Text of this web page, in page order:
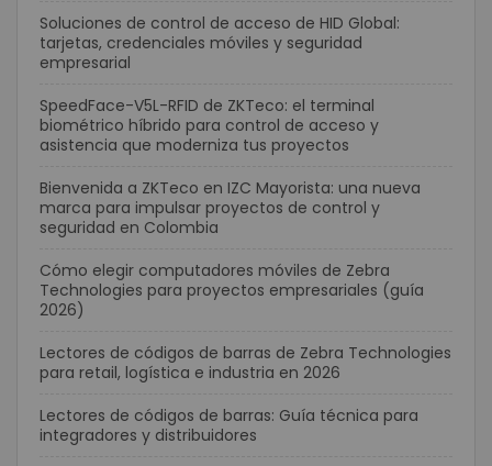
Soluciones de control de acceso de HID Global:
tarjetas, credenciales móviles y seguridad
empresarial
SpeedFace-V5L-RFID de ZKTeco: el terminal
biométrico híbrido para control de acceso y
asistencia que moderniza tus proyectos
Bienvenida a ZKTeco en IZC Mayorista: una nueva
marca para impulsar proyectos de control y
seguridad en Colombia
Cómo elegir computadores móviles de Zebra
Technologies para proyectos empresariales (guía
2026)
Lectores de códigos de barras de Zebra Technologies
para retail, logística e industria en 2026
Lectores de códigos de barras: Guía técnica para
integradores y distribuidores